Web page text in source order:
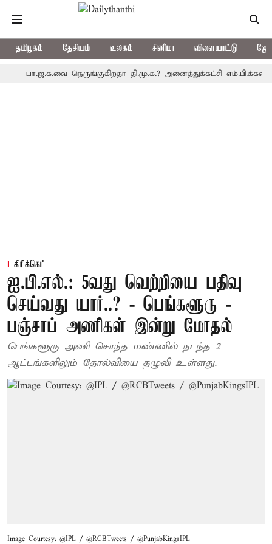
தமிழகம் தேசியம் உலகம் சினிமா விளையாட்டு
நெருங்குகிறதா தி.மு.க.? அனைத்துக்கட்சி எம்.பி.க்கள்
கிரிக்கெட்
ஐ.பி.எல்.: 5வது வெற்றியை பதிவு
செய்வது யார்..? - பெங்களூரு -
பஞ்சாப் அணிகள் இன்று மோதல்
பெங்களூரு அணி சொந்த மண்ணில் நடந்த 2
ஆட்டங்களிலும் தோல்வியை தழுவி உள்ளது.
Image Courtesy: @IPL / @RCBTweets / @PunjabKingsIPL